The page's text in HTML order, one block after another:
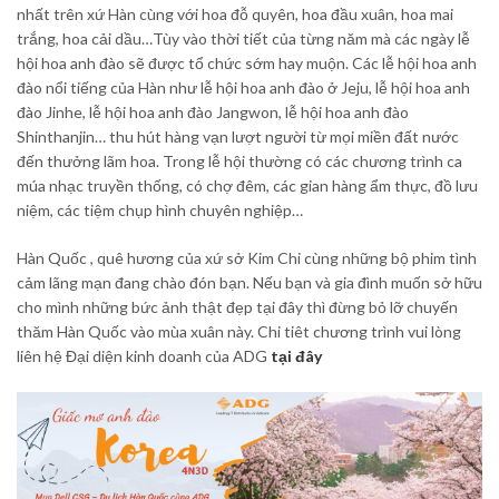
nhất trên xứ Hàn cùng với hoa đỗ quyên, hoa đầu xuân, hoa mai
trắng, hoa cải dầu…Tùy vào thời tiết của từng năm mà các ngày lễ
hội hoa anh đào sẽ được tổ chức sớm hay muộn. Các lễ hội hoa anh
đào nổi tiếng của Hàn như lễ hội hoa anh đào ở Jeju, lễ hội hoa anh
đào Jinhe, lễ hội hoa anh đào Jangwon, lễ hội hoa anh đào
Shinthanjin… thu hút hàng vạn lượt người từ mọi miền đất nước
đến thưởng lãm hoa. Trong lễ hội thường có các chương trình ca
múa nhạc truyền thống, có chợ đêm, các gian hàng ẩm thực, đồ lưu
niệm, các tiệm chụp hình chuyên nghiệp…
Hàn Quốc , quê hương của xứ sở Kim Chi cùng những bộ phim tình
cảm lãng mạn đang chào đón bạn. Nếu bạn và gia đình muốn sở hữu
cho mình những bức ảnh thật đẹp tại đây thì đừng bỏ lỡ chuyến
thăm Hàn Quốc vào mùa xuân này. Chi tiêt chương trình vui lòng
liên hệ Đại diện kinh doanh của ADG tại đây